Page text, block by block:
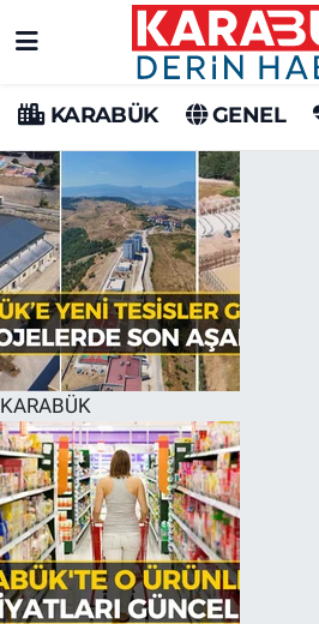
KARABÜK GENEL
KARABÜK
Karabük Hava Durumu
Karabük Trafik Yoğunluk
Süper Lig Puan Durumu ve
Tüm Manşetler
Son Dakika Haberleri
Haber Arşivi